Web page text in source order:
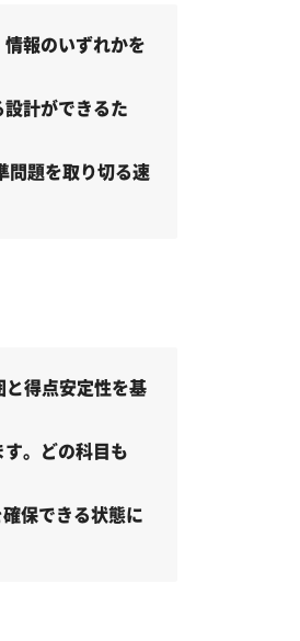
報のいずれかを
計ができるた
問題を取り切る速
得点安定性を基
。どの科目も
保できる状態に